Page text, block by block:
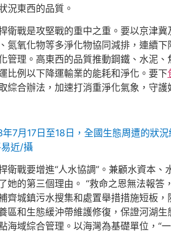
況東西的品質。
衛戰是攻堅戰的重中之重。要以京津
氮氧化物等多淨化物協同減排，連續
管理。高東西的品質推動鋼鐵、水泥
比例以下降運輸業的能耗和淨化。要下
綜合辦法，加速打消重淨化氣象，守護
7月17日至18日，全國生態周遭的狀
近/攝
衛戰要增進“人水協調”。兼顧水資本
她的第三個理由。 “救命之恩無法報
齊城鎮污水搜集和處置舉措措施短板
區和生態緩沖帶維護修復，保證河湖
海域綜合管理。以海灣為基礎單位，“